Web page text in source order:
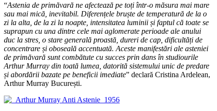
“Astenia de primăvară ne afectează pe toți într-o măsura mai mare
sau mai mică, inevitabil. Diferențele bruște de temperatură de la o
zi la alta, de la zi la noapte, intensitatea luminii și faptul că toate se
suprapun cu una dintre cele mai aglomerate perioade ale anului
duc la stres, o stare generală proastă, dureri de cap, dificultăți de
concentrare și oboseală accentuată. Aceste manifestări ale asteniei
de primăvară sunt combătute cu succes prin dans în studiourile
Arthur Murray din toată lumea, datorită sistemului unic de predare
și abordării bazate pe beneficii imediate” declară Cristina Ardelean,
Arthur Murray București.